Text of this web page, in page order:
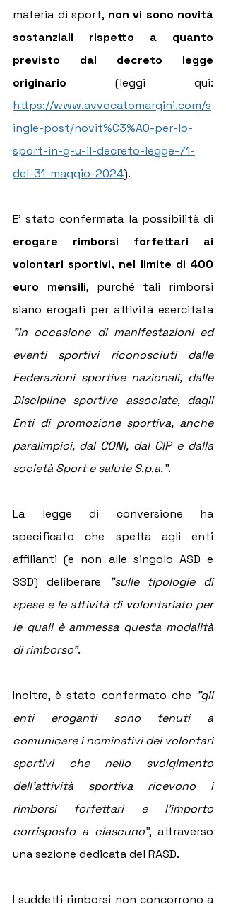
materia di sport, non vi sono novità
sostanziali rispetto a quanto
previsto dal decreto legge
originario
https://www.avvocatomargini.com/s
ingle-post/novit%C3%A0-per-lo-
sport-in-g-u-il-decreto-legge-71-
del-31-maggio-2024).
erogare rimborsi forfettari ai
volontari sportivi, nel limite di 400
euro mensili, purché tali rimborsi
"in occasione di manifestazioni ed
eventi sportivi riconosciuti dalle
Federazioni sportive nazionali, dalle
Discipline sportive associate, dagli
Enti di promozione sportiva, anche
paralimpici, dal CONI, dal CIP e dalla
società Sport e salute S.p.a.".
La legge di conversione ha
specificato che spetta agli enti
affilianti (e non alle singolo ASD e
SSD) deliberare
"sulle tipologie di
spese e le attività di volontariato per
le quali è ammessa questa modalità
di rimborso".
Inoltre, è stato confermato che "gli
enti eroganti sono tenuti a
comunicare i nominativi dei volontari
sportivi che nello svolgimento
dell'attività sportiva ricevono i
rimborsi forfettari e l'importo
corrisposto a ciascuno", attraverso
una sezione dedicata del RASD.
I suddetti rimborsi non concorrono a